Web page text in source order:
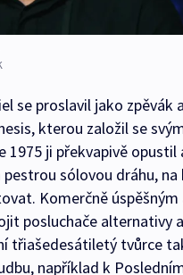
se proslavil jako zpěvák
kterou založil se
1975 ji překvapivě opustil
pestrou sólovou dráhu,
Komerčně úspěšným
posluchače alternativy
třiašedesátiletý tvůrce
například k